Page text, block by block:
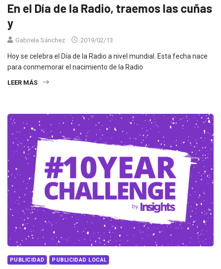
En el Día de la Radio, traemos las cuñas
y
Gabriela Sánchez 2019/02/13
Hoy se celebra el Día de la Radio a nivel mundial. Esta fecha nace
para conmemorar el nacimiento de la Radio
LEER MÁS
PUBLICIDAD PUBLICIDAD LOCAL